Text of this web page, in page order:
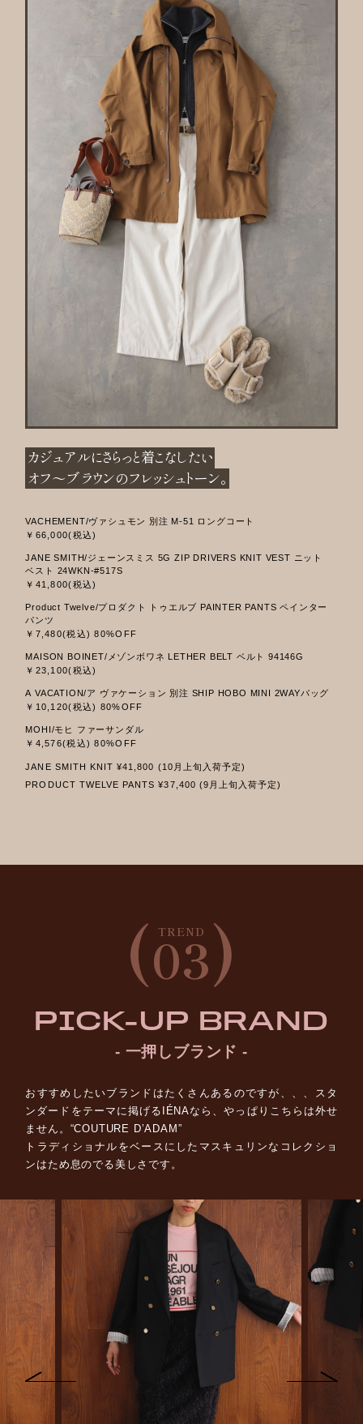
カジュアルにさらっと着こなしたい
オフ～ブラウンのフレッシュトーン。
VACHEMENT/ヴァシュモン 別注 M-51 ロングコート
￥66,000(税込)
JANE SMITH/ジェーンスミス 5G ZIP DRIVERS KNIT VEST ニット
ベスト 24WKN-#517S
￥41,800(税込)
Product Twelve/プロダクト トゥエルブ PAINTER PANTS ペインター
パンツ
￥7,480(税込) 80%OFF
MAISON BOINET/メゾンボワネ LETHER BELT ベルト 94146G
￥23,100(税込)
A VACATION/ア ヴァケーション 別注 SHIP HOBO MINI 2WAYバッグ
￥10,120(税込) 80%OFF
MOHI/モヒ ファーサンダル
￥4,576(税込) 80%OFF
JANE SMITH KNIT ¥41,800 (10月上旬入荷予定)
PRODUCT TWELVE PANTS ¥37,400 (9月上旬入荷予定)
( TREND
03 )
PICK-UP BRAND
- 一押しブランド -
おすすめしたいブランドはたくさんあるのですが、、、スタ
ンダードをテーマに掲げるIÉNAなら、やっぱりこちらは外せ
ません。“COUTURE D’ADAM”
トラディショナルをベースにしたマスキュリンなコレクショ
ンはため息のでる美しさです。